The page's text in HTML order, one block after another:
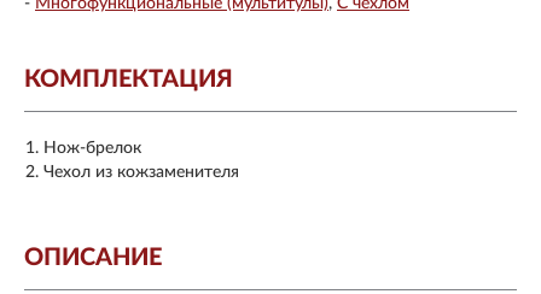
- Многофункциональные (мультитулы) С чехлом
КОМПЛЕКТАЦИЯ
Нож-брелок
Чехол из кожзаменителя
ОПИСАНИЕ